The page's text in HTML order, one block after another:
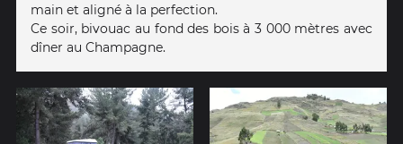
main et aligné à la perfection.
Ce soir, bivouac au fond des bois à 3 000 mètres avec
dîner au Champagne.